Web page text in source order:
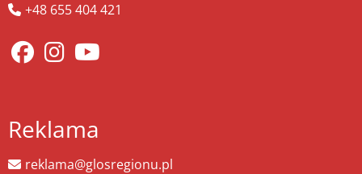
+48 655 404 421
Reklama
reklama@glosregionu.pl